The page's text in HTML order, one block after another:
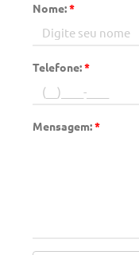
Nome:*
Telefone:*
Mensagem:*